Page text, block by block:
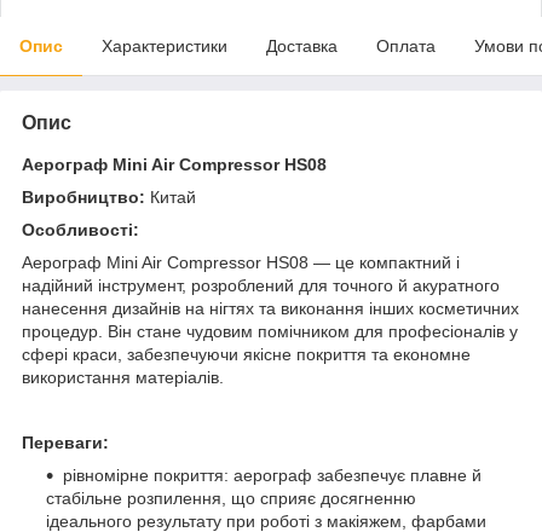
Опис Характеристики Доставка Оплата Умови
Опис
Аерограф Mini Air Compressor HS08
Виробництво: Китай
Особливості:
Аерограф Mini Air Compressor HS08 — це компактний і
надійний інструмент, розроблений для точного й акуратного
нанесення дизайнів на нігтях та виконання інших косметичних
процедур. Він стане чудовим помічником для професіоналів у
сфері краси, забезпечуючи якісне покриття та економне
використання матеріалів.
Переваги:
рівномірне покриття: аерограф забезпечує плавне й
стабільне розпилення, що сприяє досягненню
ідеального результату при роботі з макіяжем, фарбами